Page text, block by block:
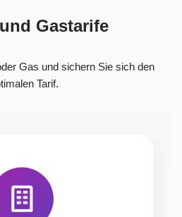
Gastarife
Gas und sichern Sie sich den
Tarif.